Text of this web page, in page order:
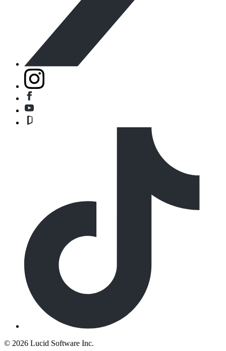
© 2026 Lucid Software Inc.